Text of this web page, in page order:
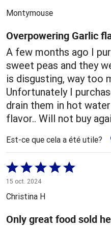
5Montymouse
Overpowering Garlic
A few months ago I
sweet peas and they
is disgusting, way too
Unfortunately I
drain them in hot
flavor.. Will not buy
Est-ce que cela a été utile?
Coté
5 sur
5
15 oct. 2024
Christina H
Only great food sold